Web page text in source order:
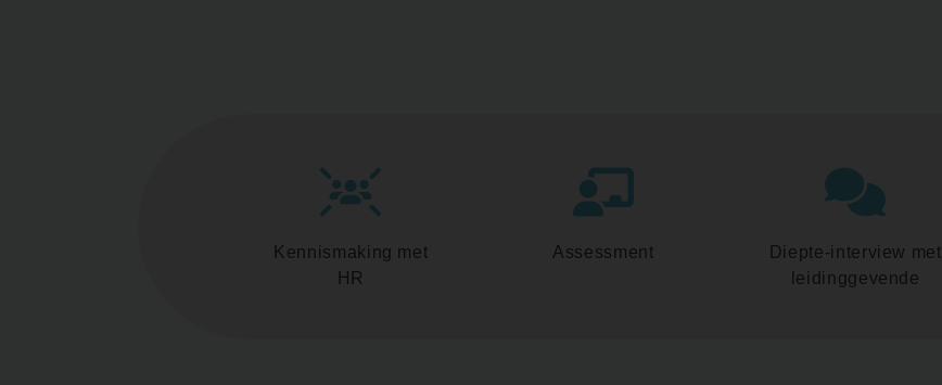
Kennismaking met
HR
Assessment
Diepte-interview met
leidinggevende